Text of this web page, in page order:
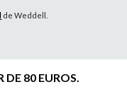
de Weddell.
80 EUROS.